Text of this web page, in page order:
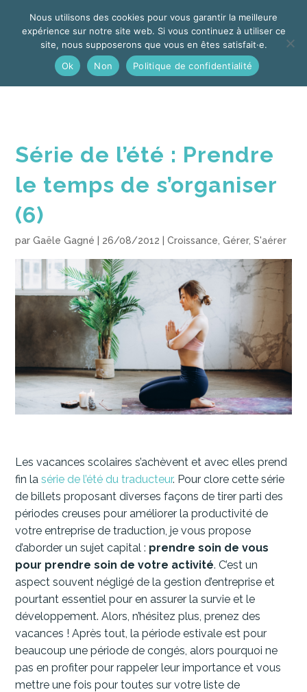
Plateforme dédiée à l'entrepreneuriat en traduction
Série de l’été : Prendre
le temps de s’organiser
(6)
parGaële Gagné 26/08/2012 |Croissance ,Gérer,S'aérer
Les vacances scolaires s’achèvent et avec elles prend
fin lasérie de l’été du traducteur. Pour clore cette série
de billets proposant diverses façons de tirer parti des
périodes creuses pour améliorer la productivité de
votre entreprise de traduction, je vous propose
d’aborder un sujet capital : prendre soin de vous
pour prendre soin de votre activité. C’est un
aspect souvent négligé de la gestion d’entreprise et
pourtant essentiel pour en assurer la survie et le
développement. Alors, n’hésitez plus, prenez des
vacances ! Après tout, la période estivale est pour
beaucoup une période de congés, alors pourquoi ne
pas en profiter pour rappeler leur importance et vous
mettre une fois pour toutes sur votre liste de
Nous utilisons des cookies pour vous garantir la meilleure
expérience sur notre site web. Si vous continuez à utiliser ce
site, nous supposerons que vous en êtes satisfait·e.
Ok
Non Politique de confidentialité